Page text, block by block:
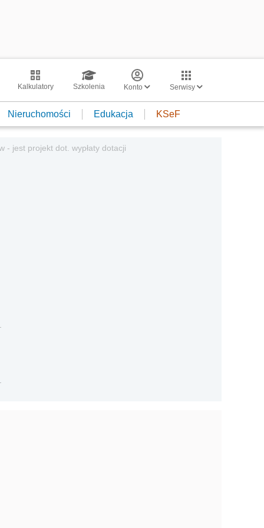
Kalkulatory Szkolenia Konto Serwisy
Nieruchomości Edukacja KSeF
- jest projekt dot. wypłaty dotacji